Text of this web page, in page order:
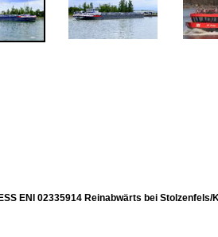
ENI 02335914 Reinabwärts bei Stolzenfels/